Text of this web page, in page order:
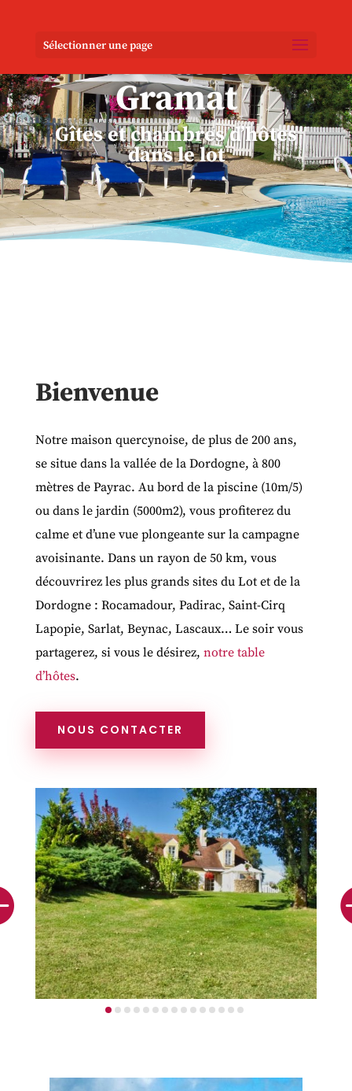
Sélectionner une pageLe Mas de
Gramat
Gîtes et chambres d’hôtes
dans le lot
Bienvenue
Notre maison quercynoise, de plus de 200 ans,
se situe dans la vallée de la Dordogne, à 800
mètres de Payrac. Au bord de la piscine (10m/5)
ou dans le jardin (5000m2), vous profiterez du
calme et d’une vue plongeante sur la campagne
avoisinante. Dans un rayon de 50 km, vous
découvrirez les plus grands sites du Lot et de la
Dordogne : Rocamadour, Padirac, Saint-Cirq
Lapopie, Sarlat, Beynac, Lascaux… Le soir vous
partagerez, si vous le désirez, notre table
d’hôtes.
NOUS CONTACTER